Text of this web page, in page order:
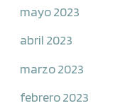
mayo 2023
abril 2023
marzo 2023
febrero 2023